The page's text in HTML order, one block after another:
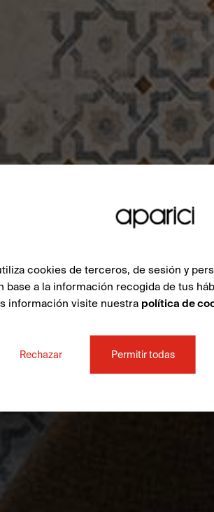
cookies de terceros, de sesión y
base a la información recogida de tus
información visite nuestra política de
Rechazar Permitir todas